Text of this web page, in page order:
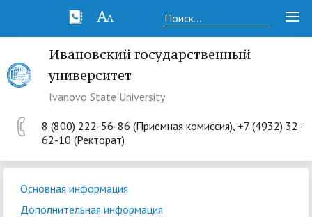
Ивановский государственный
университет
Ivanovo State University
8 (800) 222-56-86 (Приемная комиссия), +7 (4932) 32-
62-10 (Ректорат)
Основная информация
Дополнительная информация